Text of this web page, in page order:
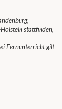
Holstein stattfinden,
Fernunterricht gilt